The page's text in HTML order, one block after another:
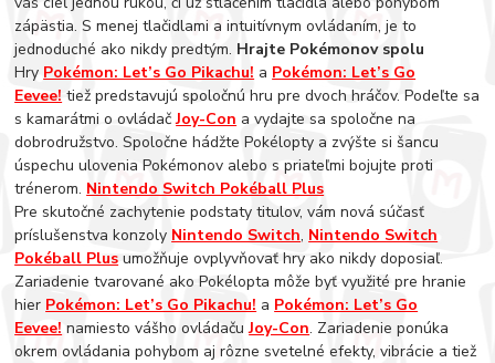
zápästia. S menej tlačidlami a intuitívnym ovládaním, je to
jednoduché ako nikdy predtým. Hrajte Pokémonov spolu
Hry Pokémon: Let’s Go Pikachu! a Pokémon: Let’s Go
Eevee! tiež predstavujú spoločnú hru pre dvoch hráčov. Podeľte sa
s kamarátmi o ovládačJoy-Con a vydajte sa spoločne na
dobrodružstvo. Spoločne hádžte Pokélopty a zvýšte si šancu
úspechu ulovenia Pokémonov alebo s priateľmi bojujte proti
trénerom. Nintendo Switch Pokéball Plus
Pre skutočné zachytenie podstaty titulov, vám nová súčasť
príslušenstva konzoly Nintendo Switch, Nintendo Switch
Pokéball Plus umožňuje ovplyvňovať hry ako nikdy doposiaľ.
Zariadenie tvarované ako Pokélopta môže byť využité pre hranie
hier Pokémon: Let’s Go Pikachu! a Pokémon: Let’s Go
Eevee! namiesto vášho ovládačuJoy-Con. Zariadenie ponúka
okrem ovládania pohybom aj rôzne svetelné efekty, vibrácie a tiež